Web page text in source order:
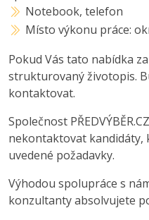
Notebook, telefon
Místo výkonu práce:
Pokud Vás tato nabídka
strukturovaný životopis.
kontaktovat.
Společnost
nekontaktovat kandidáty,
uvedené požadavky.
Výhodou spolupráce s
konzultanty absolvujete